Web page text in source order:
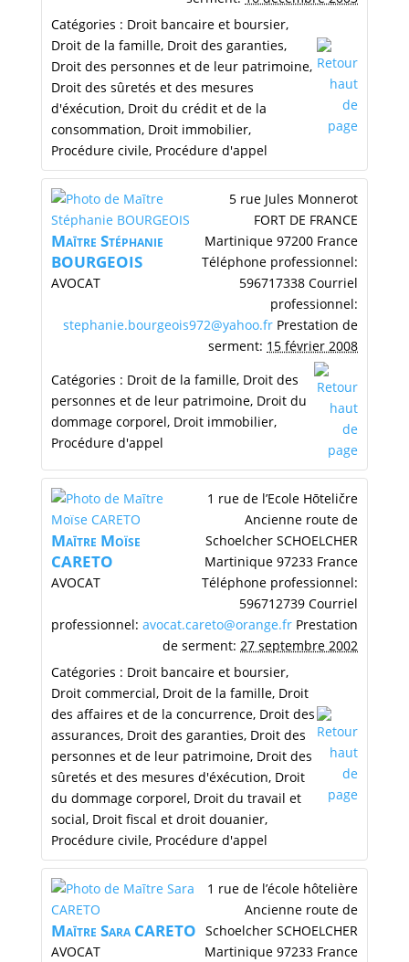
Catégories : Droit bancaire et boursier,
Droit de la famille, Droit des garanties,
Droit des personnes et de leur patrimoine,
Droit des sûretés et des mesures
d'éxécution, Droit du crédit et de la
consommation, Droit immobilier,
Procédure civile, Procédure d'appel
Maītre Stéphanie
BOURGEOIS
AVOCAT
5 rue Jules Monnerot
FORT DE FRANCE
Martinique 97200 France
Téléphone professionnel:
596717338 Courriel
professionnel:
stephanie.bourgeois972@yahoo.fr Prestation de
serment: 15 février 2008
Catégories : Droit de la famille, Droit des
personnes et de leur patrimoine, Droit du
dommage corporel, Droit immobilier,
Procédure d'appel
Maītre Moïse
CARETO
AVOCAT
1 rue de l’Ecole Hōteličre
Ancienne route de
Schoelcher SCHOELCHER
Martinique 97233 France
Téléphone professionnel:
596712739 Courriel
professionnel: avocat.careto@orange.fr Prestation
de serment: 27 septembre 2002
Catégories : Droit bancaire et boursier,
Droit commercial, Droit de la famille, Droit
des affaires et de la concurrence, Droit des
assurances, Droit des garanties, Droit des
personnes et de leur patrimoine, Droit des
sûretés et des mesures d'éxécution, Droit
du dommage corporel, Droit du travail et
social, Droit fiscal et droit douanier,
Procédure civile, Procédure d'appel
Maītre Sara CARETO
AVOCAT
1 rue de l’école hôtelière
Ancienne route de
Schoelcher SCHOELCHER
Martinique 97233 France